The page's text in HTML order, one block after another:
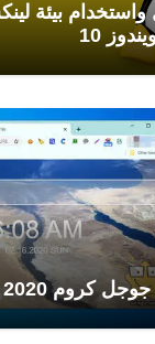
بيئة
10
كروم 2020